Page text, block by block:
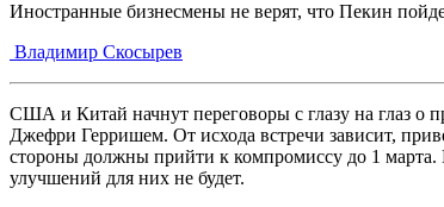
Иностранные бизнесмены не верят, что Пекин
Владимир Скосырев
США и Китай начнут переговоры с глазу на глаз о
Джефри Герришем. От исхода встречи зависит,
стороны должны прийти к компромиссу до 1 марта.
улучшений для них не будет.